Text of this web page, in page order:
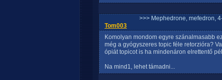
>>> Mephedrone, mefedron,
Tom003
Komolyan mondom egyre szánalmasabb
még a gyógyszeres topic féle retorzióra?
ópiát topicot is ha mindenáron elrettentő
Na mind1, lehet támadni...